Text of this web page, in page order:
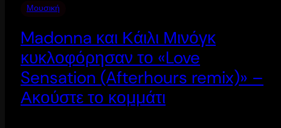
Μουσική
Madonna και Κάιλι Μινόγκ
κυκλοφόρησαν το «Love
Sensation (Afterhours remix)» –
Ακούστε το κομμάτι